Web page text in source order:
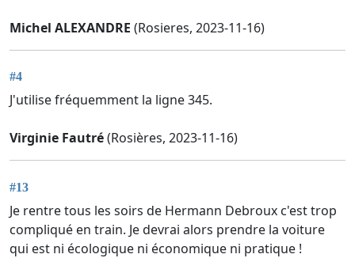
Michel ALEXANDRE (Rosieres, 2023-11-16)
#4
J'utilise fréquemment la ligne 345.
Virginie Fautré(Rosières, 2023-11-16)
#13
Je rentre tous les soirs de Hermann Debroux c'est trop
compliqué en train. Je devrai alors prendre la voiture
qui est ni écologique ni économique ni pratique !